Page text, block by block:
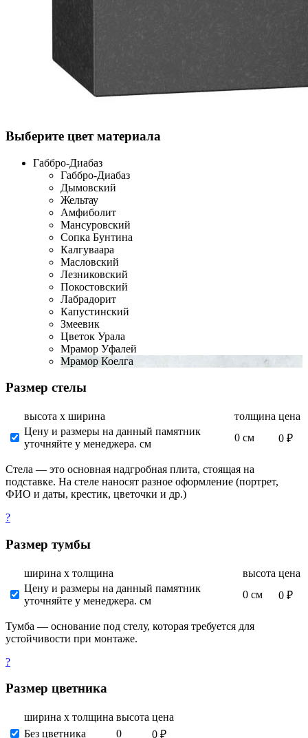
Выберите цвет материала
Габбро-Диабаз
Габбро-Диабаз
Дымовский
Жельтау
Амфиболит
Мансуровский
Сопка Бунтина
Калгуваара
Масловский
Лезниковский
Покостовский
Лабрадорит
Капустинский
Змеевик
Цветок Урала
Мрамор Уфалей
Мрамор Коелга
Размер стелы
высота х ширина толщина цена
Цену и размеры на данный памятник
уточняйте у менеджера. см
0 см 0 ₽
Стела — это основная надгробная плита, стоящая на
подставке. На стеле наносят разное оформление (портрет,
ФИО и даты, крестик, цветочки и др.)
?
Размер тумбы
ширина х толщина высота цена
Цену и размеры на данный памятник
уточняйте у менеджера. см
0 см 0 ₽
Тумба — основание под стелу, которая требуется для
устойчивости при монтаже.
?
Размер цветника
ширина х толщина высота цена
Без цветника
0 0 ₽